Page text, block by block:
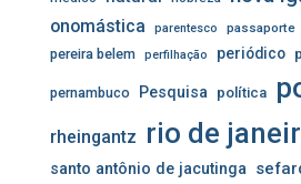
onomástica parentesco passaporte
pereira belem perfilhação periódico
pernambuco Pesquisa política
rheingantz rio de
santo antônio de jacutinga